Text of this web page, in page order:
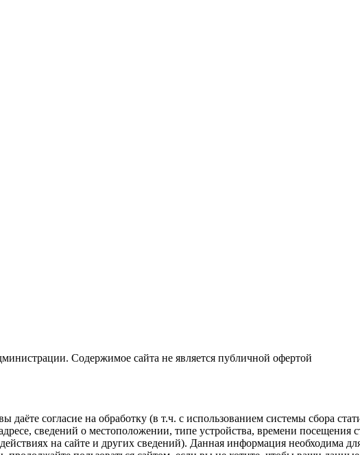
Содержимое сайта не является публичной офертой
согласие на обработку (в т.ч. с использованием системы сбора
сведений о местоположении, типе устройства, времени посещения
на сайте и других сведений). Данная информация необходима